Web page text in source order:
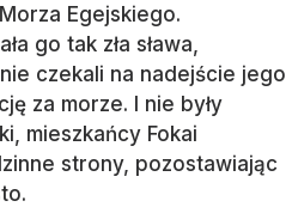
Egejskiego.
go tak zła sława,
czekali na nadejście jego
za morze. I nie były
mieszkańcy Fokai
strony, pozostawiając